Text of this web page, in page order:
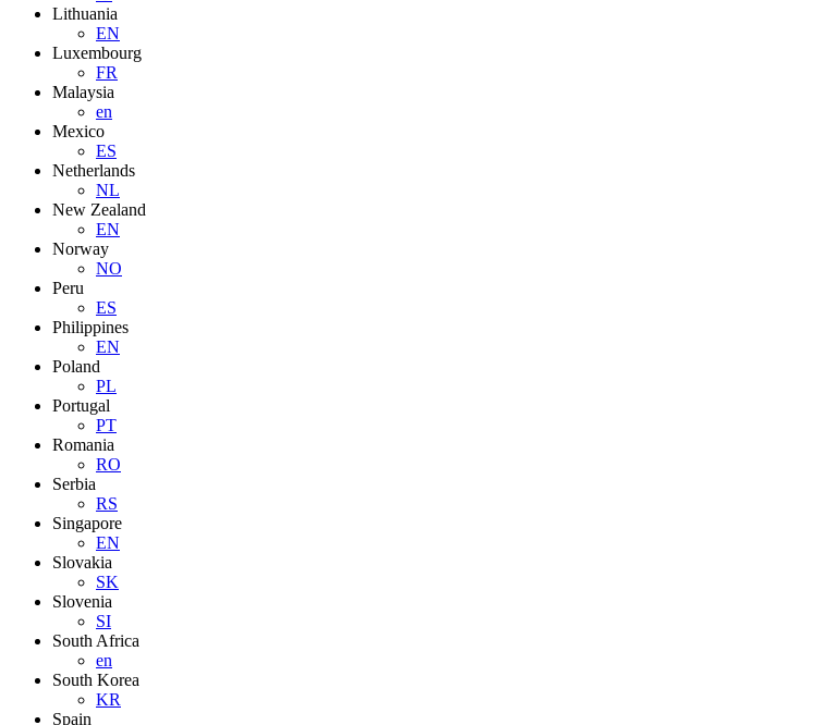
Lithuania
EN
Luxembourg
FR
Malaysia
en
Mexico
ES
Netherlands
NL
New Zealand
EN
Norway
NO
Peru
ES
Philippines
EN
Poland
PL
Portugal
PT
Romania
RO
Serbia
RS
Singapore
EN
Slovakia
SK
Slovenia
SI
South Africa
en
South Korea
KR
Spain